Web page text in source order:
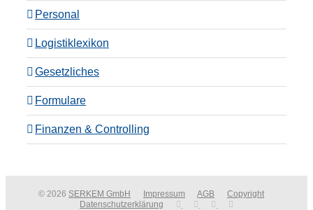
Personal
Logistiklexikon
Gesetzliches
Formulare
Finanzen & Controlling
© 2026 SERKEM GmbH Impressum AGB
Copyright
Datenschutzerklärung